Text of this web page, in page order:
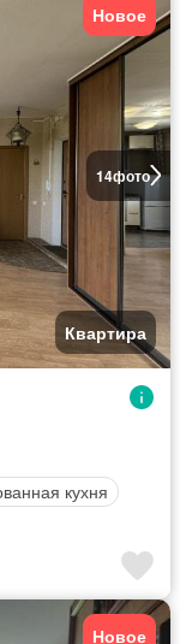
14фото
Новое
Квартира
кухня
Новое